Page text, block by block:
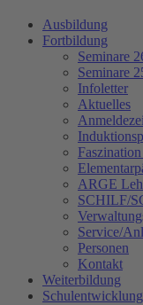
Ausbildung
Fortbildung
Seminare
Seminare
Infoletter
Aktuelles
ARGE
SCHILF/
Service/
Personen
Kontakt
Weiterbildung